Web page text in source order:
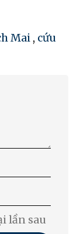
Mai , cứu
lần sau